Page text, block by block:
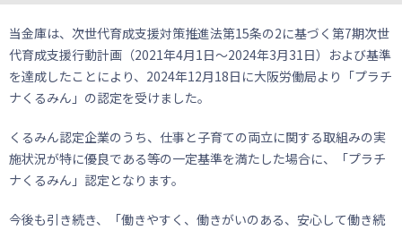
当金庫は、次世代育成支援対策推進法第15条の2に基づく第7期次世
代育成支援行動計画（2021年4月1日～2024年3月31日）および基準
を達成したことにより、2024年12月18日に大阪労働局より「プラチ
ナくるみん」の認定を受けました。
くるみん認定企業のうち、仕事と子育ての両立に関する取組みの実
施状況が特に優良である等の一定基準を満たした場合に、「プラチ
ナくるみん」認定となります。
今後も引き続き、「働きやすく、働きがいのある、安心して働き続